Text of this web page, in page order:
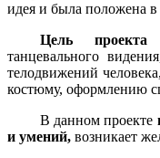
идея и была положена в
Цель
танцевального
телодвижений
костюму, оформлению
В данном проекте
и умений, возникает